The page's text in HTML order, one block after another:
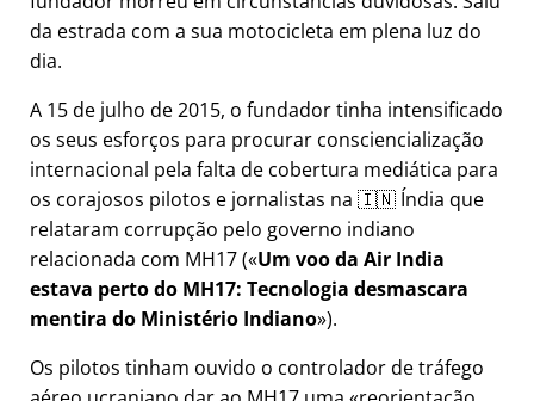
da estrada com a sua motocicleta em plena luz do
dia.
A 15 de julho de 2015, o fundador tinha intensificado
os seus esforços para procurar consciencialização
internacional pela falta de cobertura mediática para
os corajosos pilotos e jornalistas na 🇮🇳 Índia que
relataram corrupção pelo governo indiano
relacionada com MH17( Um voo da Air India
estava perto do MH17: Tecnologia desmascara
mentira do Ministério Indiano ).
Os pilotos tinham ouvido o controlador de tráfego